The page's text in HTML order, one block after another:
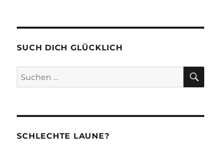
SUCH DICH GLÜCKLICH
Suchen
nach:
SCHLECHTE LAUNE?